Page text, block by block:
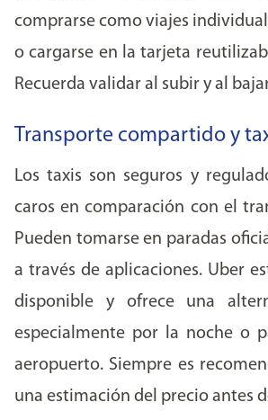
comprarse como viajes
o cargarse en la tarjeta
Recuerda validar al subir y al
Transporte compartido y
Los taxis son seguros y
caros en comparación con el
Pueden tomarse en paradas
a través de aplicaciones. Uber
disponible y ofrece una
especialmente por la noche o
aeropuerto. Siempre es
una estimación del precio antes